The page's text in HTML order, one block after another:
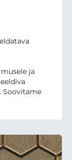
ja
Soovitame